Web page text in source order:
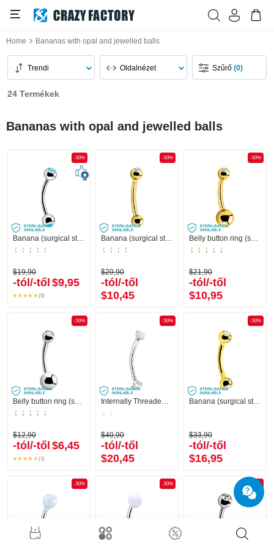
Home Bananas with opal and jewelled balls
Trendi Oldalnézet Szűrő(0)
24 Termékek
Bananas with opal and jewelled balls
-50%
Banana (surgical steel, silver, shiny finish) val vel Szintetikus opál
$19,90
-tól/-től $9,95
(5)
-50%
Banana (surgical steel, gold, shiny finish) val vel Ékszeres golyó
$20,90
-tól/-től
$10,45
-50%
Belly button ring (surgical steel, gold, shiny finish) val vel Ékszeres golyó
$21,90
-tól/-től
$10,95
-50%
Belly button ring (surgical steel, silver, shiny finish)
$12,90
-tól/-től $6,45
(1)
-50%
Internally Threaded Banana (surgical steel, silver, shiny finish) val vel Szintetikus opál
$40,90
-tól/-től
$20,45
-50%
Banana (surgical steel, gold, shiny finish)
$33,90
-tól/-től
$16,95
-50% -50% -50%